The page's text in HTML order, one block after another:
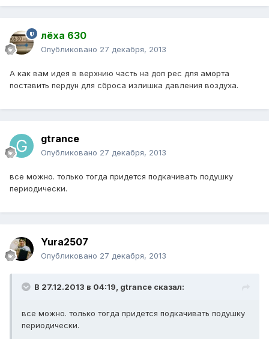
лёха 630
Опубликовано 27 декабря, 2013
А как вам идея в верхнию часть на доп рес для аморта
поставить пердун для сброса излишка давления воздуха.
gtrance
Опубликовано 27 декабря, 2013
все можно. только тогда придется подкачивать подушку
периодически.
Yura2507
Опубликовано 27 декабря, 2013
В 27.12.2013 в 04:19, gtrance сказал:
все можно. только тогда придется подкачивать подушку
периодически.